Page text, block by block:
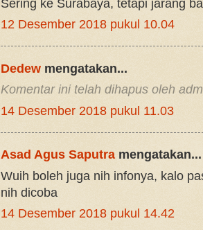
Sering ke Surabaya, tetapi jarang
12 Desember 2018 pukul 10.04
Dedew mengatakan...
Komentar ini telah dihapus oleh
14 Desember 2018 pukul 11.03
Asad Agus Saputra mengatakan...
Wuih boleh juga nih infonya, kalo
nih dicoba
14 Desember 2018 pukul 14.42